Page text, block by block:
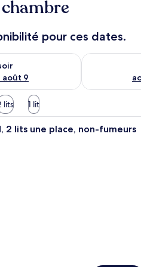
pour ces dates.
août 9
pour ce soir août 8 - août 9
Vérifier la
lits 1 lit
Une chambre d’hôtel
2 lits une place, non-fumeurs